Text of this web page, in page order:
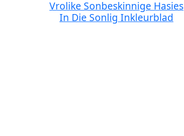
Vrolike Sonbeskinnige Hasies
In Die Sonlig Inkleurblad